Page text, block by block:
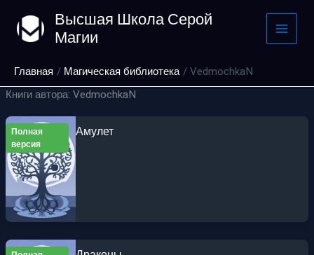
содержимому
Высшая Школа Серой
Магии
Главная Магическая библиотека
VedmochkaN
Книги автора: VedmochkaN
Полная
версия
Амулет